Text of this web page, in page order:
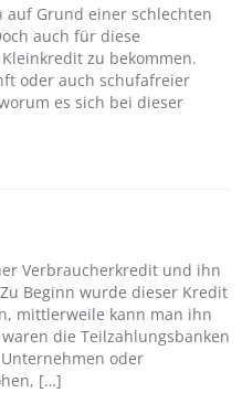
auf Grund einer schlechten
auch für diese
zu bekommen.
oder auch schufafreier
es sich bei dieser
Verbraucherkredit und ihn
Beginn wurde dieser Kredit
mittlerweile kann man ihn
die Teilzahlungsbanken
oder
[…]